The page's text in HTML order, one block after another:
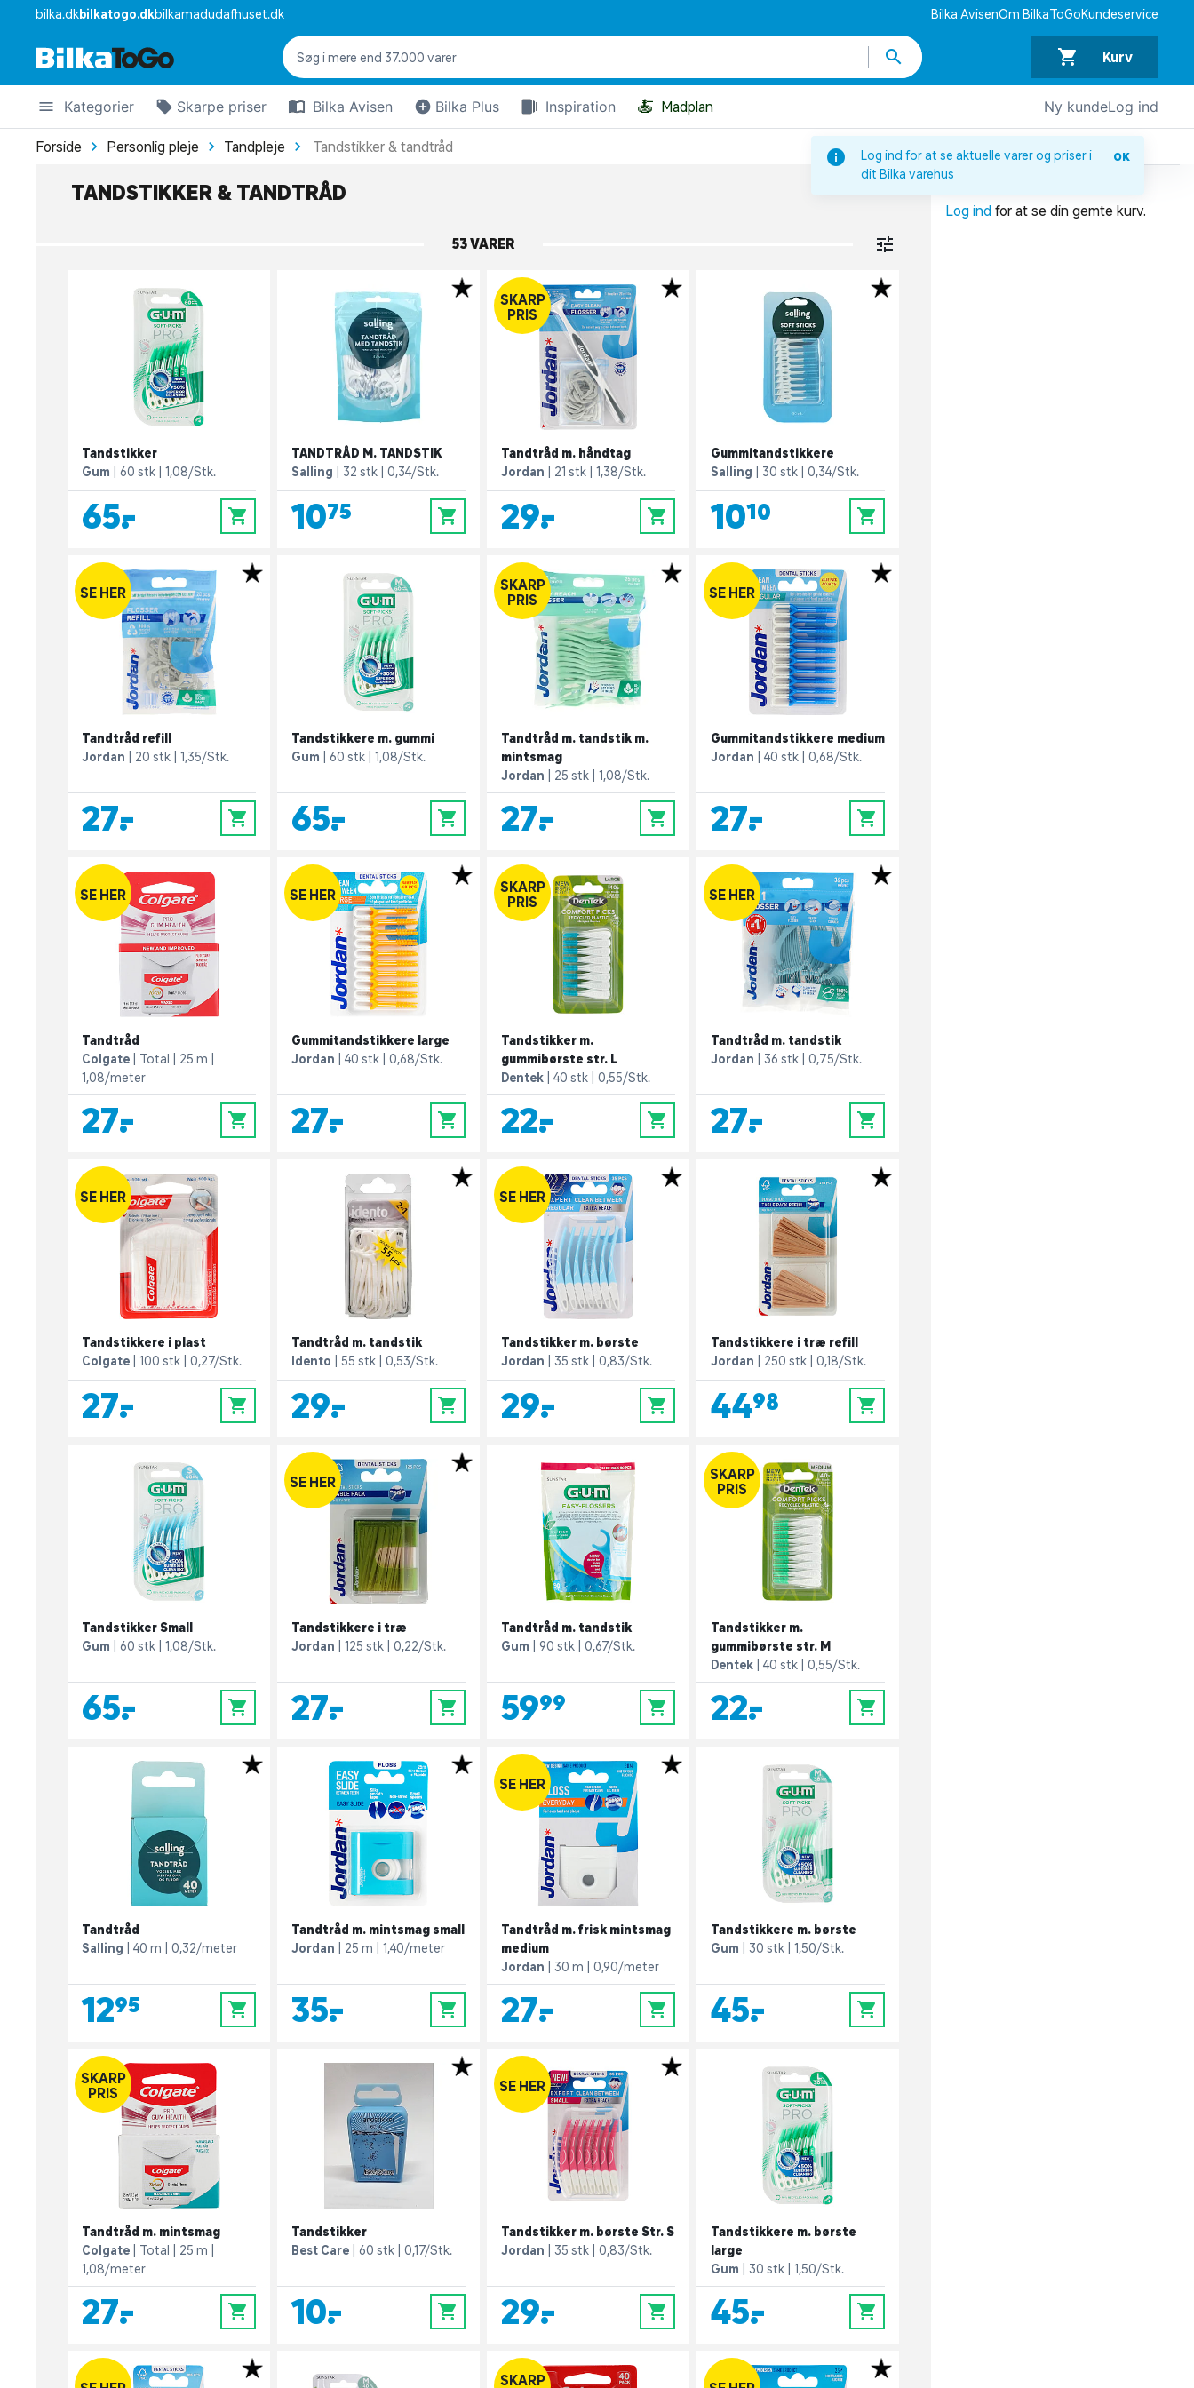
Log ind for at se aktuelle varer og priser i
dit Bilka varehus
OK
bilka.dkbilkatogo.dkbilkamadudafhuset.dk Bilka AvisenOm BilkaToGoKundeservice
Kurv
Kategorier Skarpe priser Bilka Avisen Bilka Plus Inspiration 🍝 Madplan Ny kundeLog ind
Log ind for at se din gemte kurv.
Forside Personlig pleje Tandpleje Tandstikker & tandtråd
TANDSTIKKER & TANDTRÅD
53 VARER
Tandstikker
Gum
60 stk 1,08/Stk.
65,- 0
TANDTRÅD M. TANDSTIK
Salling
32 stk 0,34/Stk.
10,75 0
SKARP
PRIS
Tandtråd m. håndtag
Jordan
21 stk 1,38/Stk.
29,- 0
Gummitandstikkere
Salling
30 stk 0,34/Stk.
10,10 0
SE HER
Tandtråd refill
Jordan
20 stk 1,35/Stk.
27,- 0
Tandstikkere m. gummi
Gum
60 stk 1,08/Stk.
65,- 0
SKARP
PRIS
Tandtråd m. tandstik m.
mintsmag
Jordan
25 stk 1,08/Stk.
27,- 0
SE HER
Gummitandstikkere medium
Jordan
40 stk 0,68/Stk.
27,- 0
SE HER
Tandtråd
Colgate
Total
25 m
1,08/meter
27,- 0
SE HER
Gummitandstikkere large
Jordan
40 stk 0,68/Stk.
27,- 0
SKARP
PRIS
Tandstikker m.
gummibørste str. L
Dentek
40 stk 0,55/Stk.
22,- 0
SE HER
Tandtråd m. tandstik
Jordan
36 stk 0,75/Stk.
27,- 0
SE HER
Tandstikkere i plast
Colgate
100 stk 0,27/Stk.
27,- 0
Tandtråd m. tandstik
Idento
55 stk 0,53/Stk.
29,- 0
SE HER
Tandstikker m. børste
Jordan
35 stk 0,83/Stk.
29,- 0
Tandstikkere i træ refill
Jordan
250 stk 0,18/Stk.
44,98 0
Tandstikker Small
Gum
60 stk 1,08/Stk.
65,- 0
SE HER
Tandstikkere i træ
Jordan
125 stk 0,22/Stk.
27,- 0
Tandtråd m. tandstik
Gum
90 stk 0,67/Stk.
59,99 0
SKARP
PRIS
Tandstikker m.
gummibørste str. M
Dentek
40 stk 0,55/Stk.
22,- 0
Tandtråd
Salling
40 m 0,32/meter
12,95 0
Tandtråd m. mintsmag small
Jordan
25 m 1,40/meter
35,- 0
SE HER
Tandtråd m. frisk mintsmag
medium
Jordan
30 m 0,90/meter
27,- 0
Tandstikkere m. børste
Gum
30 stk 1,50/Stk.
45,- 0
SKARP
PRIS
Tandtråd m. mintsmag
Colgate
Total
25 m
1,08/meter
27,- 0
Tandstikker
Best Care
60 stk 0,17/Stk.
10,- 0
SE HER
Tandstikker m. børste Str. S
Jordan
35 stk 0,83/Stk.
29,- 0
Tandstikkere m. børste
large
Gum
30 stk 1,50/Stk.
45,- 0
SKARP